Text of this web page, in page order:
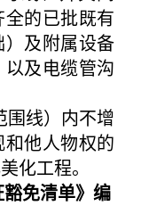
的已批既有
及附属设备
及电缆管沟
线）内不增
他人物权的
化工程。
豁免清单》编